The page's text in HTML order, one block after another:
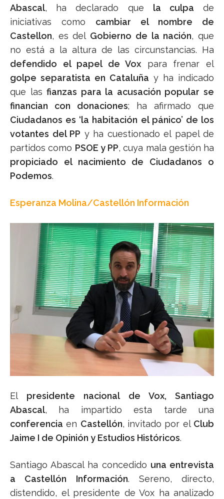
Abascal, ha declarado que la culpa de
iniciativas como cambiar el nombre de
Castellon, es del Gobierno de la nación, que
no está a la altura de las circunstancias. Ha
defendido el papel de Vox para frenar el
golpe separatista en Cataluña y ha indicado
que lasfianzas para la acusación popular se
financian con donaciones; ha afirmado que
Ciudadanos es ‘la habitación el pánico’ de los
votantes del PP y ha cuestionado el papel de
partidos como PSOE y PP, cuya mala gestión ha
propiciado el nacimiento de Ciudadanos o
Podemos.
Esperanza Molina/Castellón Información
El presidente nacional de Vox, Santiago
Abascal, ha impartido esta tarde una
conferencia en Castellón, invitado por el Club
Jaime I de Opinión y Estudios Históricos.
Santiago Abascal ha concedido una entrevista
a Castellón Información. Sereno, directo,
distendido, el presidente de Vox ha analizado